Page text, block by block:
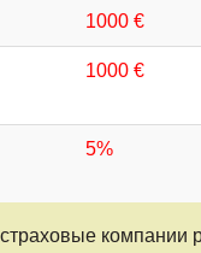
1000 €
1000 €
5%
компании